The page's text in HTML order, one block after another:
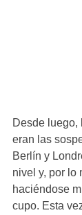
Desde luego,
eran las
Berlín y
nivel y, por lo
haciéndose
cupo. Esta